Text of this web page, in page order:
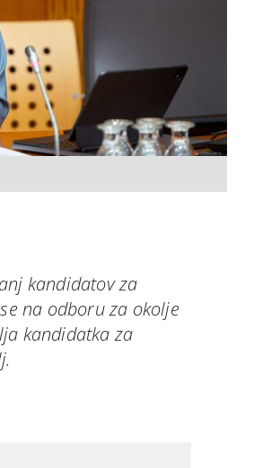
kandidatov za
na odboru za okolje
kandidatka za